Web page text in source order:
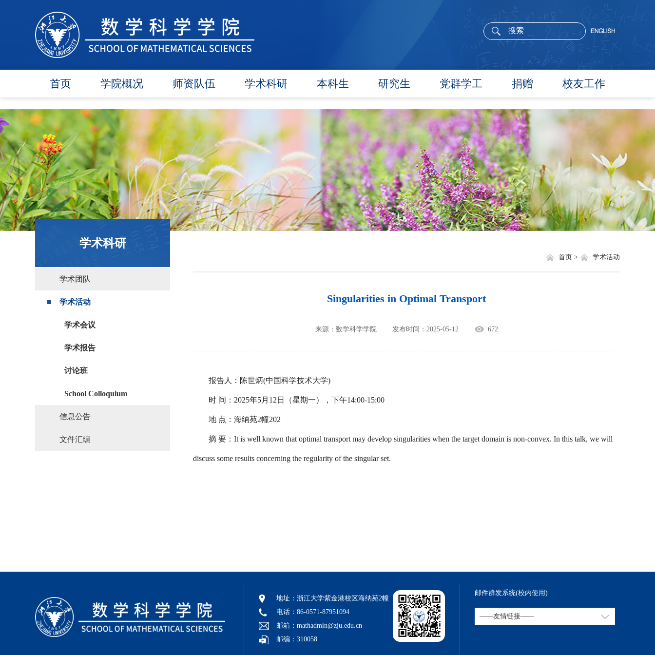
首页 学院概况
学院简介
学院领导
各委员会
办事指南
行政团队
师资队伍
在任教师
博导师资
硕导师资
退休教师
人才引进
政策文件
学术科研
学术团队
学术活动
信息公告
文件汇编
本科生
信息公告
教研动态
学籍管理
实践教学
对外交流
培养方案
研究生
信息公告
招生工作
培养工作
毕业学位
政策文件
党群学工
党委概况
党建工作
文件汇编
团学通知
团学新闻
就业信息
学生文件资料
规章制度
捐赠 校友工作
院长寄语
活动通告
校友新闻
校友风采
校友名录
相关网站链接
关于我们
学术科研
学术团队
学术活动
学术会议
学术报告
讨论班
School Colloquium
信息公告
文件汇编
学术活动
首页 >
Singularities in Optimal Transport
来源：数学科学学院 发布时间：2025-05-12 672
报告人：陈世炳(中国科学技术大学)
时 间： 2025年5月 12 日（星期一），下午14:00-15:00
地 点：海纳苑2幢202
摘 要： It is well known that optimal transport may develop singularities when the target domain is non-convex. In this talk, we will
discuss some results concerning the regularity of the singular set.
地址：浙江大学紫金港校区海纳苑2幢
电话：86-0571-87951094
邮箱：mathadmin@zju.edu.cn
邮编：310058
邮件群发系统(校内使用)